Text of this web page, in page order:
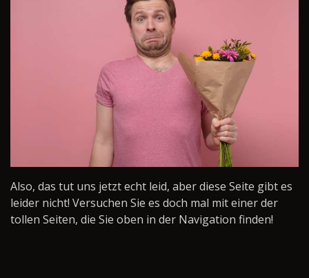
Also, das tut uns jetzt echt leid, aber diese Seite gibt es
leider nicht! Versuchen Sie es doch mal mit einer der
tollen Seiten, die Sie oben in der Navigation finden!